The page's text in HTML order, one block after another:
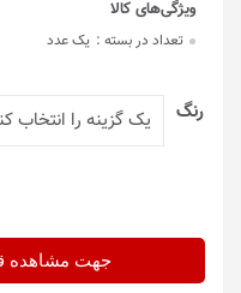
تعداد در بسته : یک عدد
رنگ
جهت مشاهده